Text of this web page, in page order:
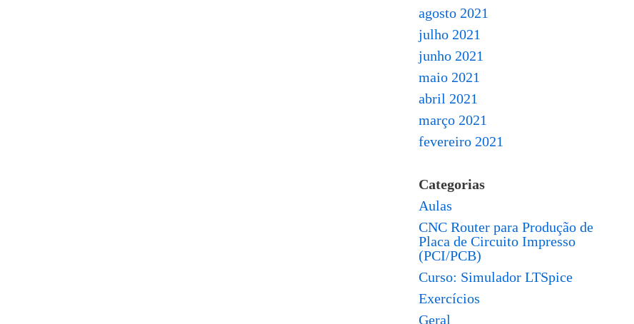
agosto 2021
julho 2021
junho 2021
maio 2021
abril 2021
março 2021
fevereiro 2021
Categorias
Aulas
CNC Router para Produção de
Placa de Circuito Impresso
(PCI/PCB)
Curso: Simulador LTSpice
Exercícios
Geral